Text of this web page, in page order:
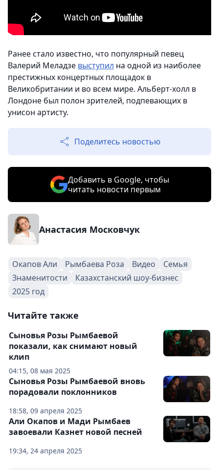
Ранее стало известно, что популярный певец
Валерий Меладзе выступил на одной из наиболее
престижных концертных площадок в
Великобритании и во всем мире. Альберт-холл в
Лондоне был полон зрителей, подпевающих в
унисон артисту.
Поделитесь новостью
Добавить в Google, чтобы
читать новости первым
Анастасия Московчук
Окапов Али Рымбаева Роза Видео
Семья
Знаменитости
Казахстанский шоу-бизнес
2025 год
Читайте также
04:15, 08 мая 2025
Сыновья Розы Рымбаевой
показали, как снимают новый
клип
18:58, 09 апреля 2025
Сыновья Розы Рымбаевой вновь
порадовали поклонников
19:34, 24 апреля 2025
Али Окапов и Мади Рымбаев
завоевали Казнет новой песней